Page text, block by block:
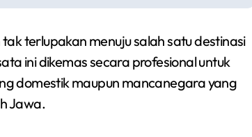
terlupakan menuju salah satu destinasi
ini dikemas secara profesional untuk
domestik maupun mancanegara yang
Jawa.